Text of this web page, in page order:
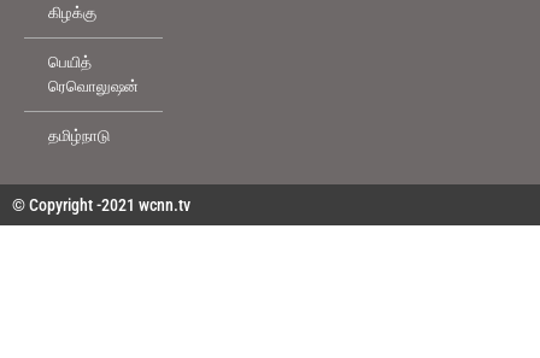
கிழக்கு
பெயித்
ரெவொலுஷன்
தமிழ்நாடு
© Copyright -2021 wcnn.tv